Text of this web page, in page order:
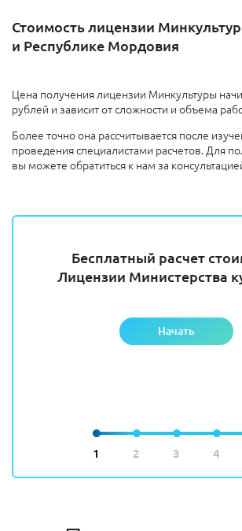
Стоимость лицензии
и Республике Мордовия
Цена получения лицензии Минкультуры
рублей и зависит от сложности и объема
Более точно она рассчитывается после
проведения специалистами расчетов. Для
вы можете обратиться к нам за
1 2 3 4
Бесплатный расчет
Лицензии Министерства
Начать